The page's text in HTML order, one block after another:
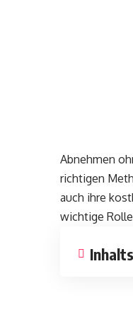
Abnehmen
richtigen
auch ihre
wichtige